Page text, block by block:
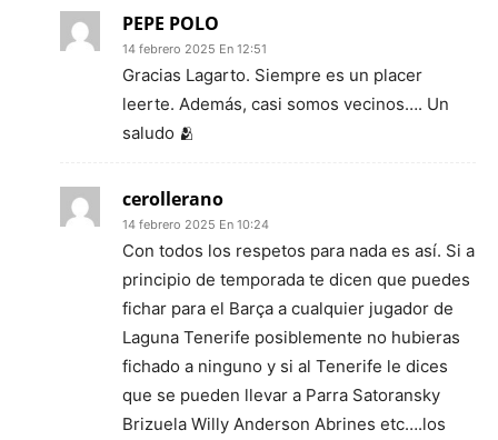
PEPE POLO
14 febrero 2025 En 12:51
Gracias Lagarto. Siempre es un placer
leerte. Además, casi somos vecinos…. Un
saludo 🫂
cerollerano
14 febrero 2025 En 10:24
Con todos los respetos para nada es así. Si a
principio de temporada te dicen que puedes
fichar para el Barça a cualquier jugador de
Laguna Tenerife posiblemente no hubieras
fichado a ninguno y si al Tenerife le dices
que se pueden llevar a Parra Satoransky
Brizuela Willy Anderson Abrines etc….los